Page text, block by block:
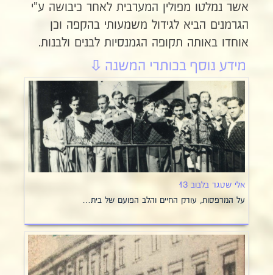
אשר נמלטו מפולין המערבית לאחר כיבושה ע"י
הגרמנים הביא לגידול משמעותי בהקפה וכן
אוחדו באותה תקופה הגמנסיות לבנים ולבנות.
אלי שטגר בלבוב 13
על המרפסות, עורק החיים והלב הפועם של בית…